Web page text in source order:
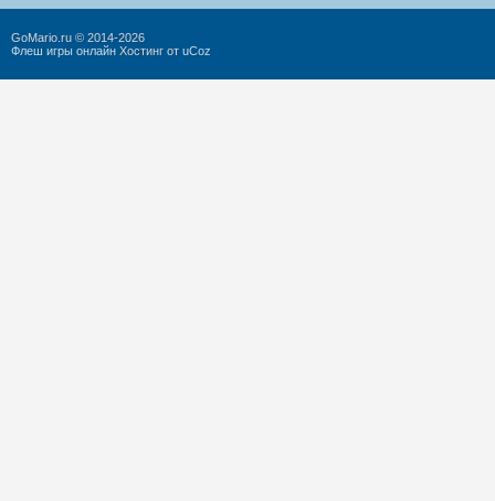
GoMario.ru © 2014-2026
Флеш игры онлайн Хостинг от uCoz